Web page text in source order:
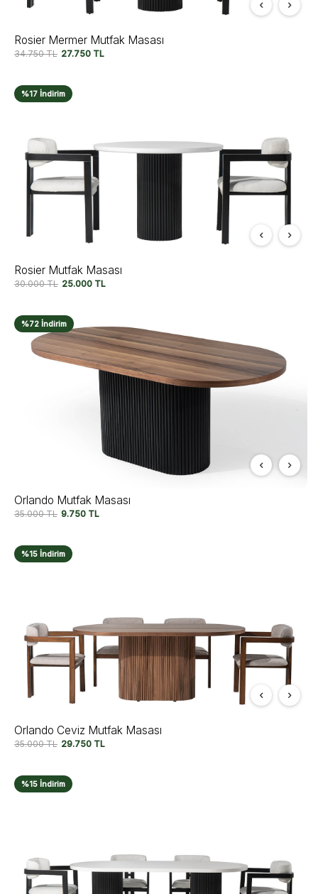
Rosier Mermer Mutfak Masası
34.750TL 27.750 TL
%17 İndirim
Rosier Mutfak Masası
30.000TL 25.000 TL
%72 İndirim
Orlando Mutfak Masası
35.000TL 9.750 TL
%15 İndirim
Orlando Ceviz Mutfak Masası
35.000TL 29.750 TL
%15 İndirim